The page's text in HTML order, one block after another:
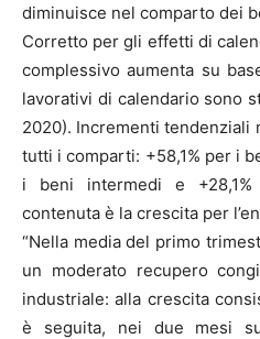
diminuisce nel comparto dei
Corretto per gli effetti di
complessivo aumenta su
lavorativi di calendario sono
2020). Incrementi tendenziali
tutti i comparti: +58,1% per i
i beni intermedi e
contenuta è la crescita per
“Nella media del primo
un moderato recupero
industriale: alla crescita
è seguita, nei due mesi